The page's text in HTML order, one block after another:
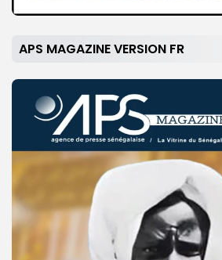
APS MAGAZINE VERSION FR